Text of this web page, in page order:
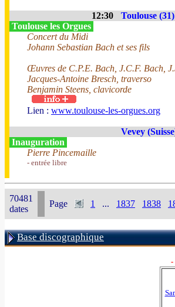
12:30 Toulouse
Toulouse les Orgues
Concert du Midi
Johann Sebastian Bach et ses fils
Œuvres de C.P.E. Bach, J.C.F. Bach,
Jacques-Antoine Bresch, traverso
Benjamin Steens, clavicorde
Lien : www.toulouse-les-orgues.org
Vevey
Inauguration
Pierre Pincemaille
- entrée libre
70481
dates
Page 1 ... 1837 1838
Base discographique
-